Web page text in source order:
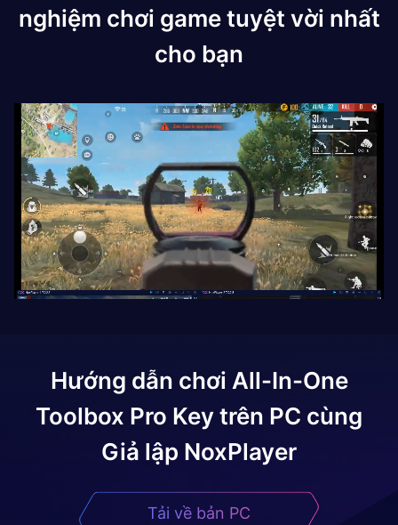
nghiệm chơi game tuyệt vời nhất
cho bạn
Hướng dẫn chơi All-In-One
Toolbox Pro Keytrên PC cùng
Giả lập NoxPlayer
Tải về bản PC